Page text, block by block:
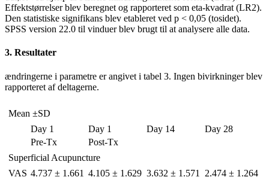
Effektstørrelser blev beregnet og rapporteret som eta-kvadrat (LR2).
Den statistiske signifikans blev etableret ved p < 0,05 (tosidet).
SPSS version 22.0 til vinduer blev brugt til at analysere alle data.
3. Resultater
ændringerne i parametre er angivet i tabel 3. Ingen bivirkninger blev
rapporteret af deltagerne.
Mean ±SD
Day 1
Day 1 Day 14
Day 28
Pre-Tx
Post-Tx
Superficial Acupuncture
VAS 4.737 ± 1.661 4.105 ± 1.629 3.632 ± 1.571
2.474 ± 1.264